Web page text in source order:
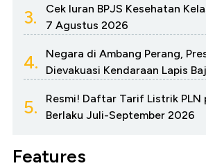
3.
Cek Iuran BPJS Kesehatan
7 Agustus 2026
4.
Negara di Ambang Perang,
Dievakuasi Kendaraan Lapis
5.
Resmi! Daftar Tarif Listrik PLN
Berlaku Juli-September 2026
Features